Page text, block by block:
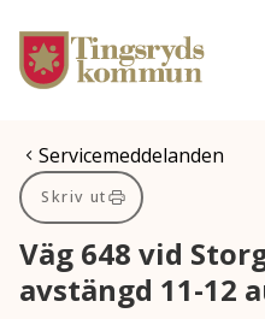
Gå till innehåll
Gå till huvudmeny
Du är här:
Servicemeddelanden
Skriv ut
Väg 648 vid
avstängd 11-12